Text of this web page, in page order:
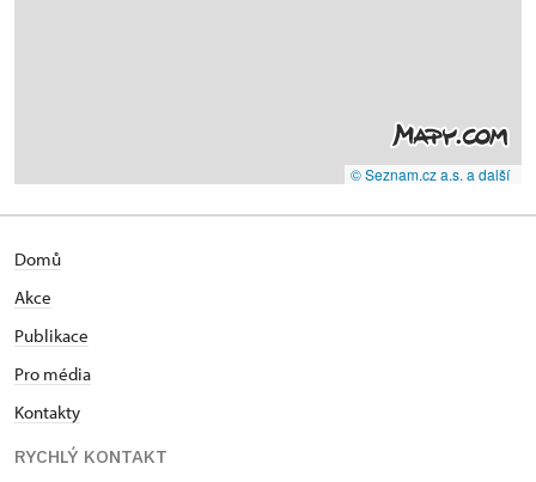
© Seznam.cz a.s. a další
Domů
Akce
Publikace
Pro média
Kontakty
RYCHLÝ KONTAKT